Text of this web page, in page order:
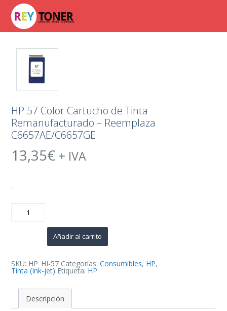
HP 57 Color Cartucho de Tinta
Remanufacturado – Reemplaza
C6657AE/C6657GE
13,35€ + IVA
.
Remanufacturado
Reemplaza
C6657AE/C6657GE
cantidad
Añadir al carrito
SKU: HP_HI-57 Categorías:Consumibles, HP,
Tinta (Ink-jet) Etiqueta: HP
Descripción